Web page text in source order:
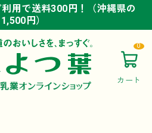
用で送料300円！（沖縄県の
円）
用で送料300円！（沖縄県の
円）
用で送料300円！（沖縄県の
円）
カート
0